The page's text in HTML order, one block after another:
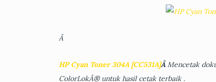
Â
HP Cyan Toner 304A [CC531A]ÂMencetak
ColorLokÂ® untuk hasil cetak terbaik .